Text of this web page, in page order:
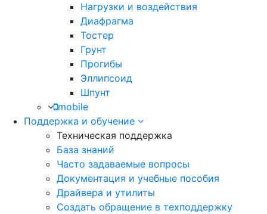
Нагрузки и воздействия
Диафрагма
Тостер
Грунт
Прогибы
Эллипсоид
Шпунт
mobile
Поддержка и обучение
Техническая поддержка
База знаний
Часто задаваемые вопросы
Документация и учебные пособия
Драйвера и утилиты
Создать обращение в техподдержку